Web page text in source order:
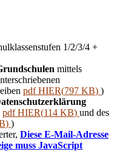
1/2/3/4 +
mittels
pdfHIER(797 KB) )
pdfHIER(114 KB) und des
) )
Diese E-Mail-Adresse
muss JavaScript